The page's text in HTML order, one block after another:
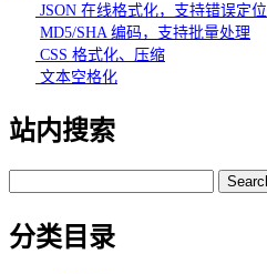
JSON 在线格式化，支持错误定位
MD5/SHA 编码，支持批量处理
CSS 格式化、压缩
文本空格化
站内搜索
for:
分类目录